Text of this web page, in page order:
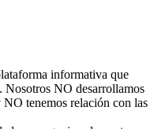
informativa que
Nosotros NO desarrollamos
tenemos relación con las